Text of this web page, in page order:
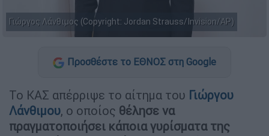
Γιώργος Λάνθιμος (Copyright: Jordan Strauss/Invision/AP)
Προσθέστε το ΕΘΝΟΣ στη Google
Το ΚΑΣ απέρριψε το αίτημα του Γιώργου
Λάνθιμου, ο οποίος θέλησε να
πραγματοποιήσει κάποια γυρίσματα της